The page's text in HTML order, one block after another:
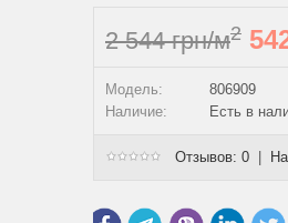
2 544 грн/м2
Модель:
806909
Наличие:
Есть в
Отзывов: 0